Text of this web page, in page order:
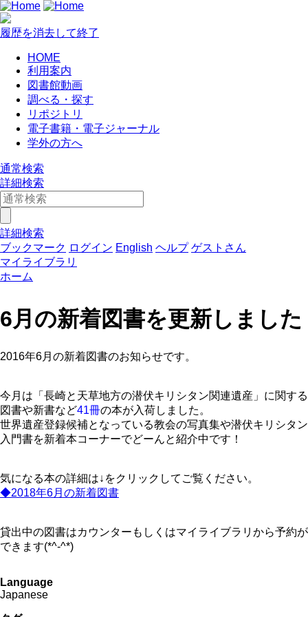
履歴を消去して終了
HOME
利用案内
図書館動画
調べる・探す
リポジトリ
電子書籍・電子ジャーナル
学外の方へ
通常検索
詳細検索
詳細検索
ブックマーク ログイン English ヘルプ ゲストさん
マイライブラリ
ホーム
6月の新着図書を更新しました
2016年6月の新着図書のお知らせです。
今月は「長崎と天草地方の潜伏キリシタン関連遺産」に関する
図書や新書など41冊の本が入荷しました。
世界遺産登録候補となっている教会の写真集や潜伏キリシタン
入門書を新着本コーナーでどーんと紹介中です！
気になる本の詳細は↓をクリックしてご覧ください。
◆2018年6月の新着図書
貸出中の図書はカウンターもしくはマイライブラリから予約が
できます(*^-^*)
Language
Japanese